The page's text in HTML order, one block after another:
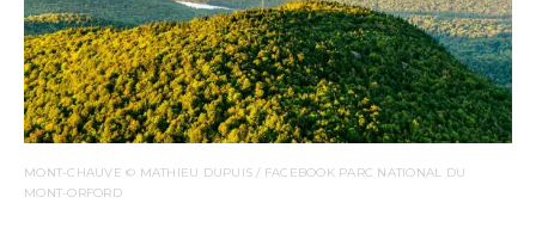
MONT-CHAUVE © MATHIEU DUPUIS / FACEBOOK PARC NATIONAL DU
MONT-ORFORD